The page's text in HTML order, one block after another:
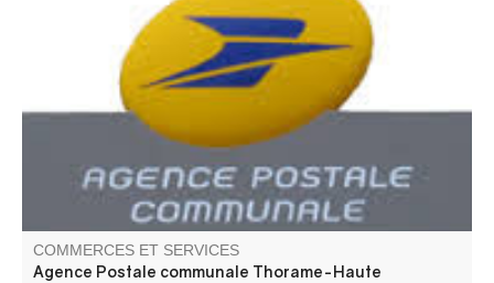
L'agence postale vous accueille dans les locaux de la
mairie de Thorame-Haute.
COMMERCES ET SERVICES
Agence Postale communale Thorame-Haute